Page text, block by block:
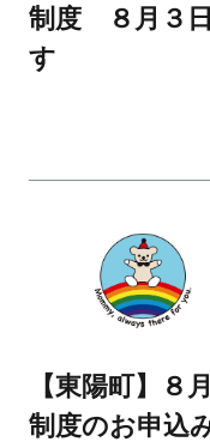
制度 ８月３
す
【東陽町】
制度のお申込